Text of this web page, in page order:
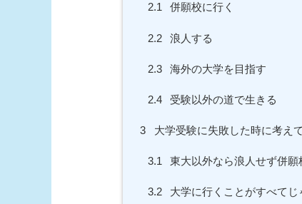
2.1 併願校に行く
2.2 浪人する
2.3 海外の大学を目指す
2.4 受験以外の道で生きる
3 大学受験に失敗した時に考え
3.1 東大以外なら浪人せず併願
3.2 大学に行くことがすべてじ